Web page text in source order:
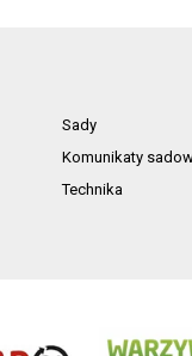
Sady
Komunikaty
Technika